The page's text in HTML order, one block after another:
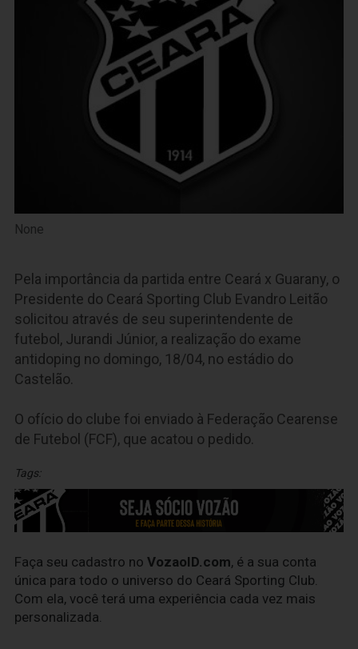
None
Pela importância da partida entre Ceará x Guarany, o
Presidente do Ceará Sporting Club Evandro Leitão
solicitou através de seu superintendente de
futebol, Jurandi Júnior, a realização do exame
antidoping no domingo, 18/04, no estádio do
Castelão.
O ofício do clube foi enviado à Federação Cearense
de Futebol (FCF), que acatou o pedido.
Tags:
Faça seu cadastro no VozaoID.com, é a sua conta
única para todo o universo do Ceará Sporting Club.
Com ela, você terá uma experiência cada vez mais
personalizada.